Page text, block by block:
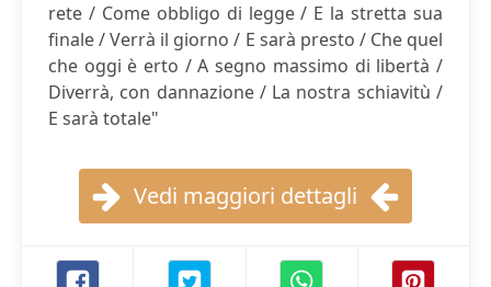
rete / Come obbligo di legge / E la stretta sua
finale / Verrà il giorno / E sarà presto / Che quel
che oggi è erto / A segno massimo di libertà /
Diverrà, con dannazione / La nostra schiavitù /
E sarà totale"
Vedi maggiori dettagli